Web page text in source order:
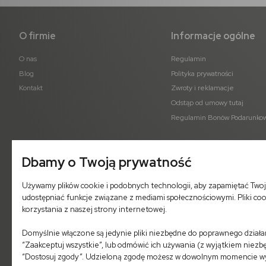
O firmie
O nas
Blog
Kontakt
Informacje ogólne
Regulamin
Polityka prywatności
Zwroty i reklamacje
Odstąp od umowy tutaj
Regulamin Bonów
Dbamy o Twoją prywatność
Używamy plików cookie i podobnych technologii, aby zapamiętać
udostępniać funkcje związane z mediami społecznościowymi. Pliki
korzystania z naszej strony internetowej.
Domyślnie włączone są jedynie pliki niezbędne do poprawnego
“Zaakceptuj wszystkie”, lub odmówić ich używania (z wyjątkiem
“Dostosuj zgody”. Udzieloną zgodę możesz w dowolnym momencie